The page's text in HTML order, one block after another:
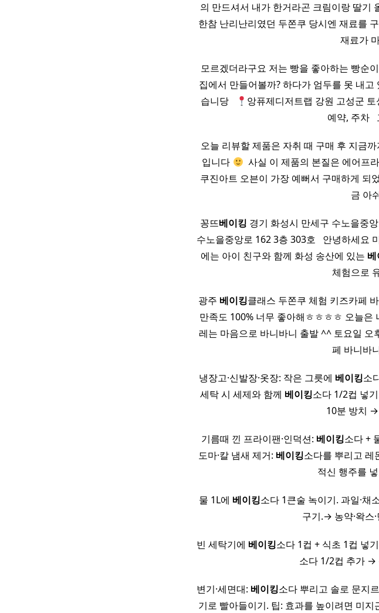
의 만드셔서 내가 한거라곤 크림이랑 딸기
한참 난리난리였던 두쫀쿠 당시엔 재료를
재료가
모르겠더라구요 저는 빵을 좋아하는 빵순
집에서 만들어볼까? 하다가 엄두를 못 내고
습니당 ​ ​
앙퓨제디저트랩 강원 고성군
예약, 주차
오늘 리뷰할 제품은 자취 때 구매 후 지금
입니다
사실 이 제품의 본질은 에어프
쿠진아트 오븐이 가장 예뻐서 구매하게 되
금 아
​ 꽁뜨베이킹 경기 화성시 만세구 수노을중
수노을중앙로 162 3층 303호 ​ ​ 안녕하세요
에는 아이 친구와 함께 화성 송산에 있는
체험으로
광주 베이킹클래스 두쫀쿠 체험 키즈카페
만족도 100% 너무 좋아해ㅎㅎㅎㅎ 오늘은
레는 마음으로 바니바니 출발 ^^ 토요일 오
페 바니바
냉장고·신발장·옷장: 작은 그릇에 베이킹소
세탁 시 세제와 함께 베이킹소다 1/2컵 넣
10분 방치
기름때 낀 프라이팬·인덕션: 베이킹소다 +
도마·칼 냄새 제거: 베이킹소다를 뿌리고 레
적신 행주를
물 1L에 베이킹소다 1큰술 녹이기. 과일·채
구기.→ 농약·왁스
빈 세탁기에 베이킹소다 1컵 + 식초 1컵 넣
소다 1/2컵 추가 →
변기·세면대: 베이킹소다 뿌리고 솔로 문지
기로 빨아들이기. 팁: 효과를 높이려면 미